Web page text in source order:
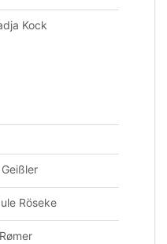
Kock
Röseke